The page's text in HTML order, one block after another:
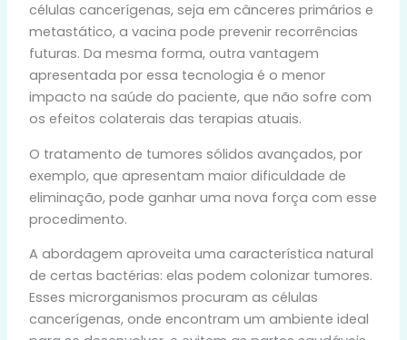
células cancerígenas, seja em cânceres primários e
metastático, a vacina pode prevenir recorrências
futuras. Da mesma forma, outra vantagem
apresentada por essa tecnologia é o menor
impacto na saúde do paciente, que não sofre com
os efeitos colaterais das terapias atuais.
O tratamento de tumores sólidos avançados, por
exemplo, que apresentam maior dificuldade de
eliminação, pode ganhar uma nova força com esse
procedimento.
A abordagem aproveita uma característica natural
de certas bactérias: elas podem colonizar tumores.
Esses microrganismos procuram as células
cancerígenas, onde encontram um ambiente ideal